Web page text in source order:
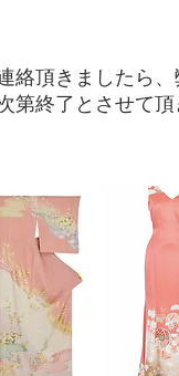
絡頂きましたら
第終了とさせて